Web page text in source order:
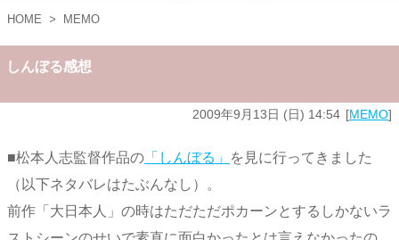
HOME > MEMO
しんぼる感想
2009年9月13日 (日) 14:54 MEMO
■松本人志監督作品の 「しんぼる」
を見に行ってきました
（以下ネタバレはたぶんなし）。
前作「大日本人」の時はただただポカーンとするしかないラ